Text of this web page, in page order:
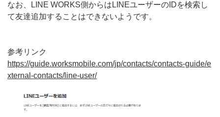
なお、LINE WORKS側からはLINEユーザーのIDを検索し
て友達追加することはできないようです。
参考リンク
https://guide.worksmobile.com/jp/contacts/contacts-guide/e
xternal-contacts/line-user/